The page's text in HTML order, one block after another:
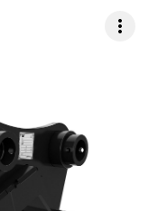
more_vert